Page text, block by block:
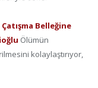
Belleğine
Ölümün
kolaylaştırıyor,